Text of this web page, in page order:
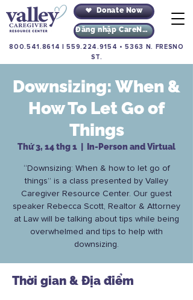
Donate Now
Đăng nhập CareNav
800.541.8614 |559.224.9154 •5363 N. FRESNO
ST.
Downsizing: When &
How To Let Go of
Things
Thứ 3, 14 thg 1 In-Person and Virtual
“Downsizing: When & how to let go of
things” is a class presented by Valley
Caregiver Resource Center. Our guest
speaker Rebecca Scott, Realtor & Attorney
at Law will be talking about tips while being
overwhelmed and tips to help with
downsizing.
Thời gian & Địa điểm